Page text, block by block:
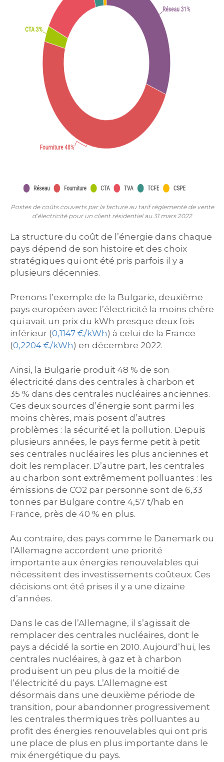
Postes de coûts couverts par la facture au tarif réglementé de vente
d’électricité pour un client résidentiel au 31 mars 2022
La structure du coût de l’énergie dans chaque
pays dépend de son histoire et des choix
stratégiques qui ont été pris parfois il y a
plusieurs décennies.
Prenons l’exemple de la Bulgarie, deuxième
pays européen avec l’électricité la moins chère
qui avait un prix du kWh presque deux fois
inférieur (0,1147 €/kWh) à celui de la France
(0,2204 €/kWh) en décembre 2022.
Ainsi, la Bulgarie produit 48 % de son
électricité dans des centrales à charbon et
35 % dans des centrales nucléaires anciennes.
Ces deux sources d’énergie sont parmi les
moins chères, mais posent d’autres
problèmes : la sécurité et la pollution. Depuis
plusieurs années, le pays ferme petit à petit
ses centrales nucléaires les plus anciennes et
doit les remplacer. D’autre part, les centrales
au charbon sont extrêmement polluantes : les
émissions de CO2 par personne sont de 6,33
tonnes par Bulgare contre 4,57 t/hab en
France, près de 40 % en plus.
Au contraire, des pays comme le Danemark ou
l’Allemagne accordent une priorité
importante aux énergies renouvelables qui
nécessitent des investissements coûteux. Ces
décisions ont été prises il y a une dizaine
d’années.
Dans le cas de l’Allemagne, il s’agissait de
remplacer des centrales nucléaires, dont le
pays a décidé la sortie en 2010. Aujourd’hui, les
centrales nucléaires, à gaz et à charbon
produisent un peu plus de la moitié de
l’électricité du pays. L’Allemagne est
désormais dans une deuxième période de
transition, pour abandonner progressivement
les centrales thermiques très polluantes au
profit des énergies renouvelables qui ont pris
une place de plus en plus importante dans le
mix énergétique du pays.